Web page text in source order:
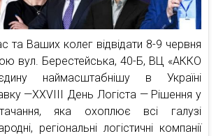
Ваших колег відвідати 8-9 червня
вул. Берестейська, 40-Б, ВЦ «АККО
єдину наймасштабнішу в Україні
—ХXVIII День Логіста — Рішення у
яка охоплює всі галузі
регіональні логістичні компанії